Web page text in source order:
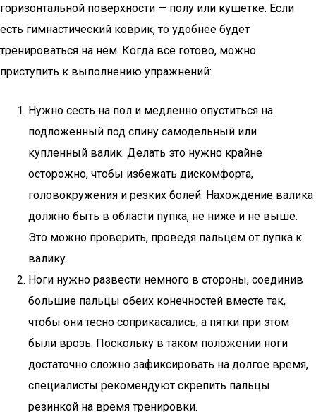
горизонтальной поверхности — полу или кушетке. Если
есть гимнастический коврик, то удобнее будет
тренироваться на нем. Когда все готово, можно
приступить к выполнению упражнений:
Нужно сесть на пол и медленно опуститься на
подложенный под спину самодельный или
купленный валик. Делать это нужно крайне
осторожно, чтобы избежать дискомфорта,
головокружения и резких болей. Нахождение валика
должно быть в области пупка, не ниже и не выше.
Это можно проверить, проведя пальцем от пупка к
валику.
Ноги нужно развести немного в стороны, соединив
большие пальцы обеих конечностей вместе так,
чтобы они тесно соприкасались, а пятки при этом
были врозь. Поскольку в таком положении ноги
достаточно сложно зафиксировать на долгое время,
специалисты рекомендуют скрепить пальцы
резинкой на время тренировки.